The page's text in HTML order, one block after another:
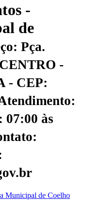
-
de
Pça.
-
- CEP:
07:00 às
Municipal de Coelho